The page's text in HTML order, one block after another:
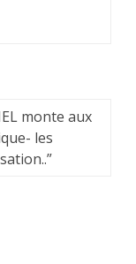
monte aux
les
”